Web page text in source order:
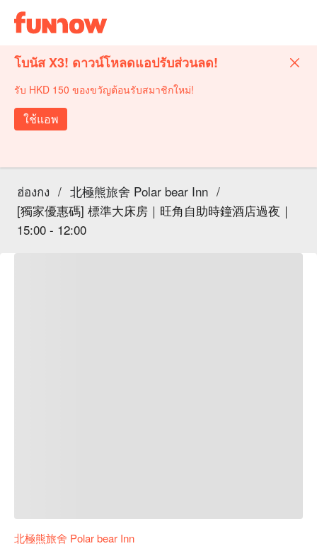
โบนัส X3! ดาวน์โหลดแอปรับส่วนลด!
รับ HKD 150 ของขวัญต้อนรับสมาชิกใหม่!
ใช้แอพ
ฮ่องกง / 北極熊旅舍 Polar bear Inn /
[獨家優惠碼] 標準大床房｜旺角自助時鐘酒店過夜｜
15:00 - 12:00
北極熊旅舍 Polar bear Inn